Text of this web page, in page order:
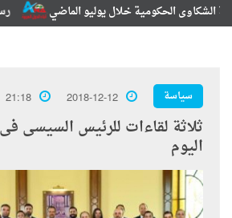
رسميًا
الحكومية خلال يوليو الماضي
سياسة 2018-12-12
21:18
ثلاثة لقاءات للرئيس السيسى
اليوم